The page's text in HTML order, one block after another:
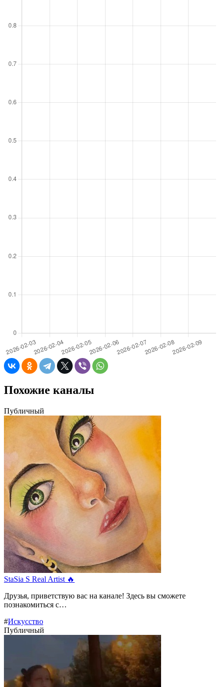
Похожие каналы
Публичный
StaSia S Real Artist 🔥
Друзья, приветствую вас на канале! Здесь вы сможете
познакомиться с…
#Искусство
Публичный